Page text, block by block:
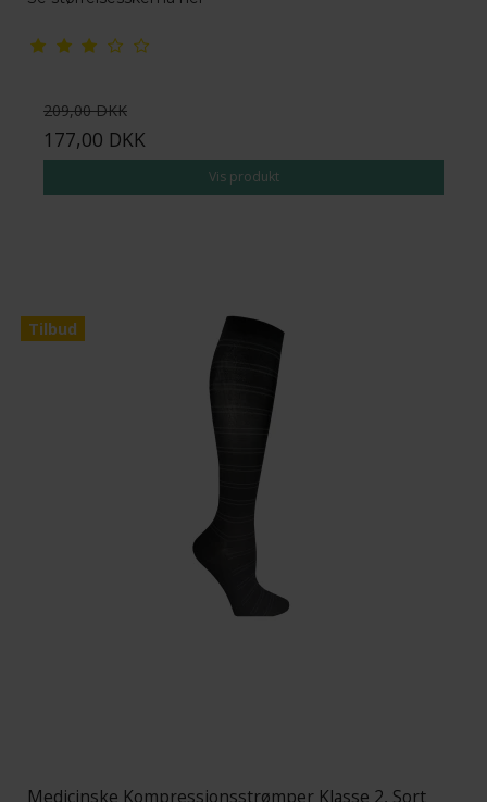
209,00 DKK
177,00 DKK
Vis produkt
Tilbud
Medicinske Kompressionsstrømper Klasse 2, Sort